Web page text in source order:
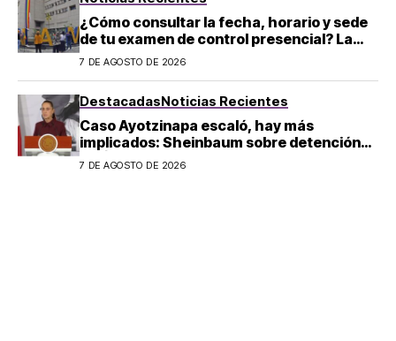
¿Cómo consultar la fecha, horario y sede
de tu examen de control presencial? La
UNAM da pasos a seguir
7 DE AGOSTO DE 2026
DestacadasNoticias Recientes
Caso Ayotzinapa escaló, hay más
implicados: Sheinbaum sobre detención
de Ángel Aguirre
7 DE AGOSTO DE 2026